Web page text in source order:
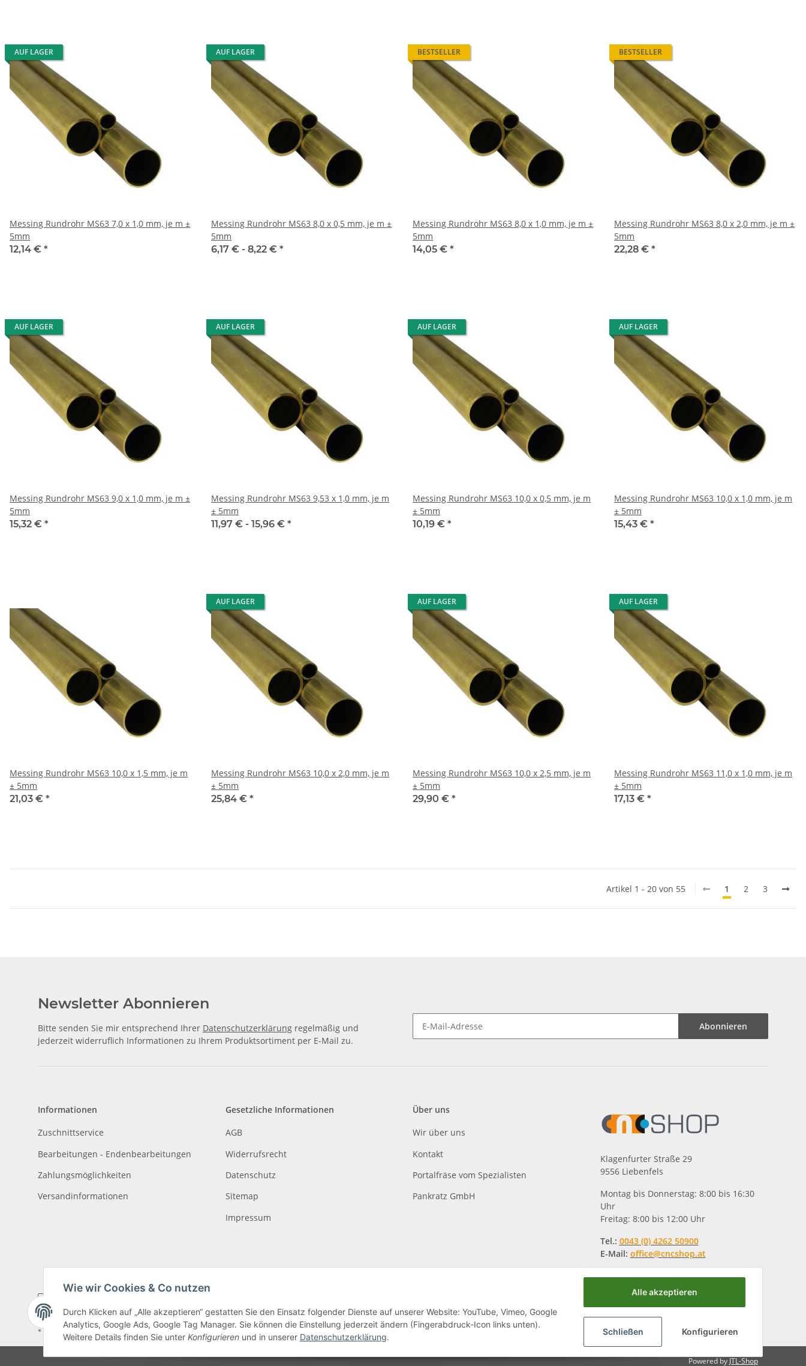
AUF LAGER
Messing Rundrohr MS63 7,0 x 1,0 mm, je m ±
5mm
12,14 € *
AUF LAGER
Messing Rundrohr MS63 8,0 x 0,5 mm, je m ±
5mm
6,17 € - 8,22 € *
BESTSELLER
Messing Rundrohr MS63 8,0 x 1,0 mm, je m ±
5mm
14,05 € *
BESTSELLER
Messing Rundrohr MS63 8,0 x 2,0 mm, je m ±
5mm
22,28 € *
AUF LAGER
Messing Rundrohr MS63 9,0 x 1,0 mm, je m ±
5mm
15,32 € *
AUF LAGER
Messing Rundrohr MS63 9,53 x 1,0 mm, je m
± 5mm
11,97 € - 15,96 € *
AUF LAGER
Messing Rundrohr MS63 10,0 x 0,5 mm, je m
± 5mm
10,19 € *
AUF LAGER
Messing Rundrohr MS63 10,0 x 1,0 mm, je m
± 5mm
15,43 € *
Messing Rundrohr MS63 10,0 x 1,5 mm, je m
± 5mm
21,03 € *
AUF LAGER
Messing Rundrohr MS63 10,0 x 2,0 mm, je m
± 5mm
25,84 € *
AUF LAGER
Messing Rundrohr MS63 10,0 x 2,5 mm, je m
± 5mm
29,90 € *
AUF LAGER
Messing Rundrohr MS63 11,0 x 1,0 mm, je m
± 5mm
17,13 € *
Artikel 1 - 20 von 55 1 2 3
Newsletter Abonnieren
Bitte senden Sie mir entsprechend Ihrer Datenschutzerklärung regelmäßig und
jederzeit widerruflich Informationen zu Ihrem Produktsortiment per E-Mail zu.
Abonnieren
Informationen
Zuschnittservice
Bearbeitungen - Endenbearbeitungen
Zahlungsmöglichkeiten
Versandinformationen
Gesetzliche Informationen
AGB
Widerrufsrecht
Datenschutz
Sitemap
Impressum
Über uns
Wir über uns
Kontakt
Portalfräse vom Spezialisten
Pankratz GmbH
Klagenfurter Straße 29
9556 Liebenfels
Montag bis Donnerstag: 8:00 bis 16:30
Uhr
Freitag: 8:00 bis 12:00 Uhr
Tel.: 0043 (0) 4262 50900
E-Mail: office@cncshop.at
* Alle Preise inkl. gesetzlicher USt., zzgl. Versand , zzgl. Mindermengenzuschlag
Powered by JTL-Shop
Wie wir Cookies & Co nutzen
Durch Klicken auf „Alle akzeptieren“ gestatten Sie den Einsatz folgender Dienste auf unserer Website: YouTube, Vimeo, Google
Analytics, Google Ads, Google Tag Manager. Sie können die Einstellung jederzeit ändern (Fingerabdruck-Icon links unten).
Weitere Details finden Sie unter Konfigurieren und in unserer Datenschutzerklärung.
Alle akzeptieren
Schließen Konfigurieren